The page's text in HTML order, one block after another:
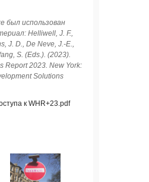
был использован
Helliwell, J. F.,
J. D., De Neve, J.-E.,
S. (Eds.). (2023).
Report 2023. New York:
Solutions
к WHR+23.pdf